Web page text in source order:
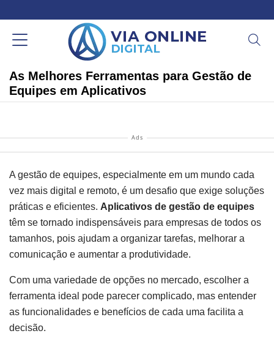
As Melhores Ferramentas para Gestão de
Equipes em Aplicativos
Ads
A gestão de equipes, especialmente em um mundo cada
vez mais digital e remoto, é um desafio que exige soluções
práticas e eficientes. Aplicativos de gestão de equipes
têm se tornado indispensáveis para empresas de todos os
tamanhos, pois ajudam a organizar tarefas, melhorar a
comunicação e aumentar a produtividade.
Com uma variedade de opções no mercado, escolher a
ferramenta ideal pode parecer complicado, mas entender
as funcionalidades e benefícios de cada uma facilita a
decisão.